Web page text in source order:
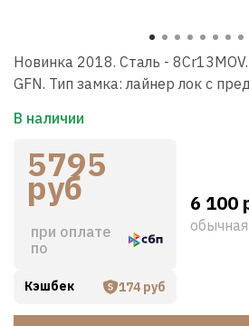
Новинка 2018. Сталь -
GFN. Тип замка: лайнер лок с
В наличии
5795
руб
при оплате
по
Кэшбек 174 руб
6 100